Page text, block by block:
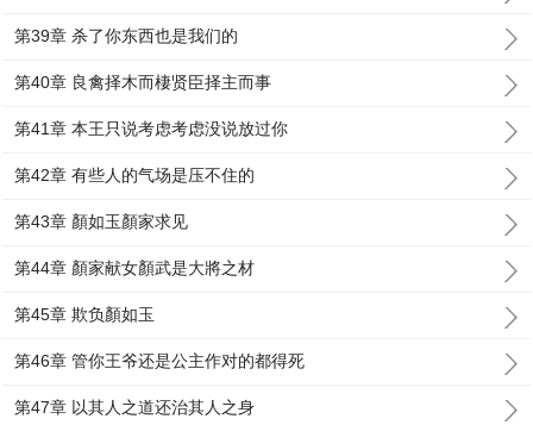
第39章 杀了你东西也是我们的
第40章 良禽择木而棲贤臣择主而事
第41章 本王只说考虑考虑没说放过你
第42章 有些人的气场是压不住的
第43章 顏如玉顏家求见
第44章 顏家献女顏武是大將之材
第45章 欺负顏如玉
第46章 管你王爷还是公主作对的都得死
第47章 以其人之道还治其人之身